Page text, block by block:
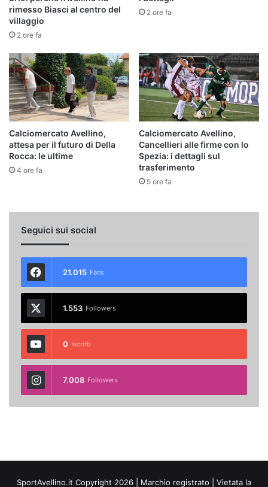
rimesso Biasci al centro del
villaggio
2 ore fa
2 ore fa
Calciomercato Avellino,
attesa per il futuro di Della
Rocca: le ultime
4 ore fa
Calciomercato Avellino,
Cancellieri alle firme con lo
Spezia: i dettagli sul
trasferimento
5 ore fa
Seguici sui social
21.015 Fans
1.553 Followers
0 Iscritti
7.008 Followers
SportAvellino.it Copyright 2026 | Marchio registrato | Vietata la